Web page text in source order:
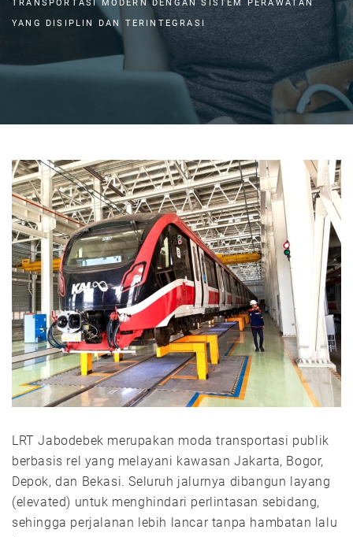
TRANSPORTASI MODERN DENGAN SISTEM PERAWATAN
YANG DISIPLIN DAN TERINTEGRASI
LRT Jabodebek merupakan moda transportasi publik
berbasis rel yang melayani kawasan Jakarta, Bogor,
Depok, dan Bekasi. Seluruh jalurnya dibangun layang
(elevated) untuk menghindari perlintasan sebidang,
sehingga perjalanan lebih lancar tanpa hambatan lalu